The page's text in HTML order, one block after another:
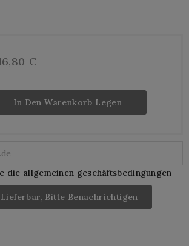
€
In Den Warenkorb Legen
die allgemeinen geschäftsbedingungen
Lieferbar, Bitte Benachrichtigen